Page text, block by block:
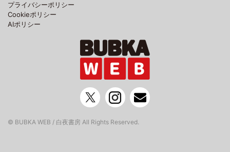
プライバシーポリシー
Cookieポリシー
AIポリシー
© BUBKA WEB / 白夜書房 All Rights Reserved.